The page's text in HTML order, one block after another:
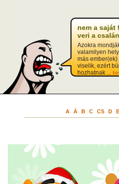
nem a saját
veri a
Azokra
valamilyen
más
viselik, ezért
hozhatnak ...
A Á B C CS D E